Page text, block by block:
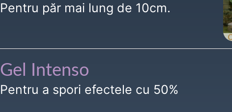
Pentru păr mai lung de 10cm.
Gel Intenso
Pentru a spori efectele cu 50%